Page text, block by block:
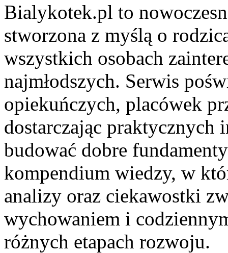
Bialykotek.pl to
stworzona z myślą o
wszystkich osobach
najmłodszych. Serwis
opiekuńczych, placówek
dostarczając praktycznych
budować dobre
kompendium wiedzy, w
analizy oraz ciekawostki
wychowaniem i
różnych etapach rozwoju.